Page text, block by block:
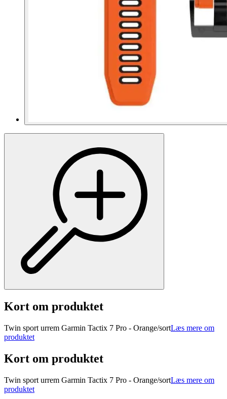
Kort om produktet
Twin sport urrem Garmin Tactix 7 Pro - Orange/sortLæs mere om
produktet
Kort om produktet
Twin sport urrem Garmin Tactix 7 Pro - Orange/sortLæs mere om
produktet